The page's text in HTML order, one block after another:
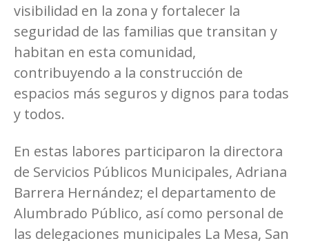
visibilidad en la zona y fortalecer la
seguridad de las familias que transitan y
habitan en esta comunidad,
contribuyendo a la construcción de
espacios más seguros y dignos para todas
y todos.
En estas labores participaron la directora
de Servicios Públicos Municipales, Adriana
Barrera Hernández; el departamento de
Alumbrado Público, así como personal de
las delegaciones municipales La Mesa, San